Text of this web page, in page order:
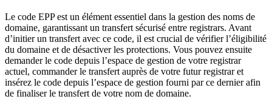
Le code EPP est un élément essentiel dans la gestion des noms de
domaine, garantissant un transfert sécurisé entre registrars. Avant
d’initier un transfert avec ce code, il est crucial de vérifier l’éligibilité
du domaine et de désactiver les protections. Vous pouvez ensuite
demander le code depuis l’espace de gestion de votre registrar
actuel, commander le transfert auprès de votre futur registrar et
insérez le code depuis l’espace de gestion fourni par ce dernier afin
de finaliser le transfert de votre nom de domaine.